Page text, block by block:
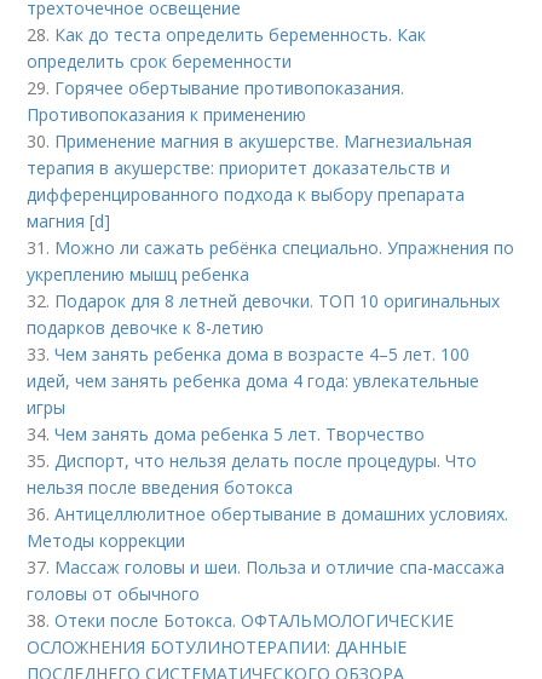
трехточечное освещение
28. Как до теста определить беременность. Как
определить срок беременности
29. Горячее обертывание противопоказания.
Противопоказания к применению
30. Применение магния в акушерстве. Магнезиальная
терапия в акушерстве: приоритет доказательств и
дифференцированного подхода к выбору препарата
магния [d]
31. Можно ли сажать ребёнка специально. Упражнения по
укреплению мышц ребенка
32. Подарок для 8 летней девочки. ТОП 10 оригинальных
подарков девочке к 8-летию
33.Чем занять ребенка дома в возрасте 4–5 лет. 100
идей, чем занять ребенка дома 4 года: увлекательные
игры
34.Чем занять дома ребенка 5 лет. Творчество
35.Диспорт, что нельзя делать после процедуры. Что
нельзя после введения ботокса
36.Антицеллюлитное обертывание в домашних условиях.
Методы коррекции
37. Массаж головы и шеи. Польза и отличие спа-массажа
головы от обычного
38.Отеки после Ботокса. ОФТАЛЬМОЛОГИЧЕСКИЕ
ОСЛОЖНЕНИЯ БОТУЛИНОТЕРАПИИ: ДАННЫЕ
ПОСЛЕДНЕГО СИСТЕМАТИЧЕСКОГО ОБЗОРА